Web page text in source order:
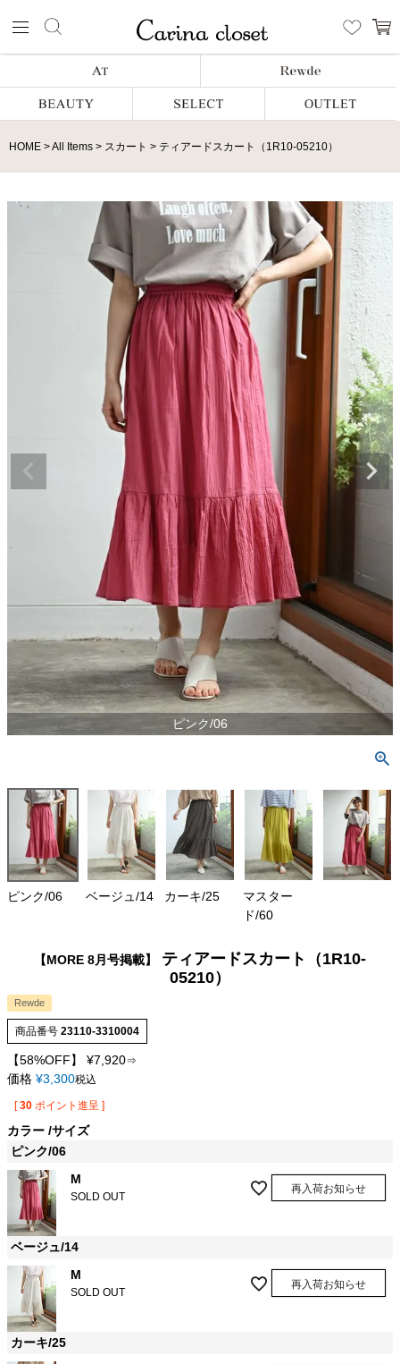
HOME All Items スカート ティアードスカート（1R10-05210）
ピンク/06
ピンク/06 ベージュ/14 カーキ/25
マスター
ド/60
【MORE 8月号掲載】
ティアードスカート（1R10-
05210）
Rewde
商品番号 23110-3310004
【58%OFF】 ¥7,920⇒
価格 ¥3,300税込
[ 30 ポイント進呈 ]
カラー サイズ
ピンク/06
M
SOLD OUT
再入荷お知らせ
ベージュ/14
M
SOLD OUT
再入荷お知らせ
カーキ/25